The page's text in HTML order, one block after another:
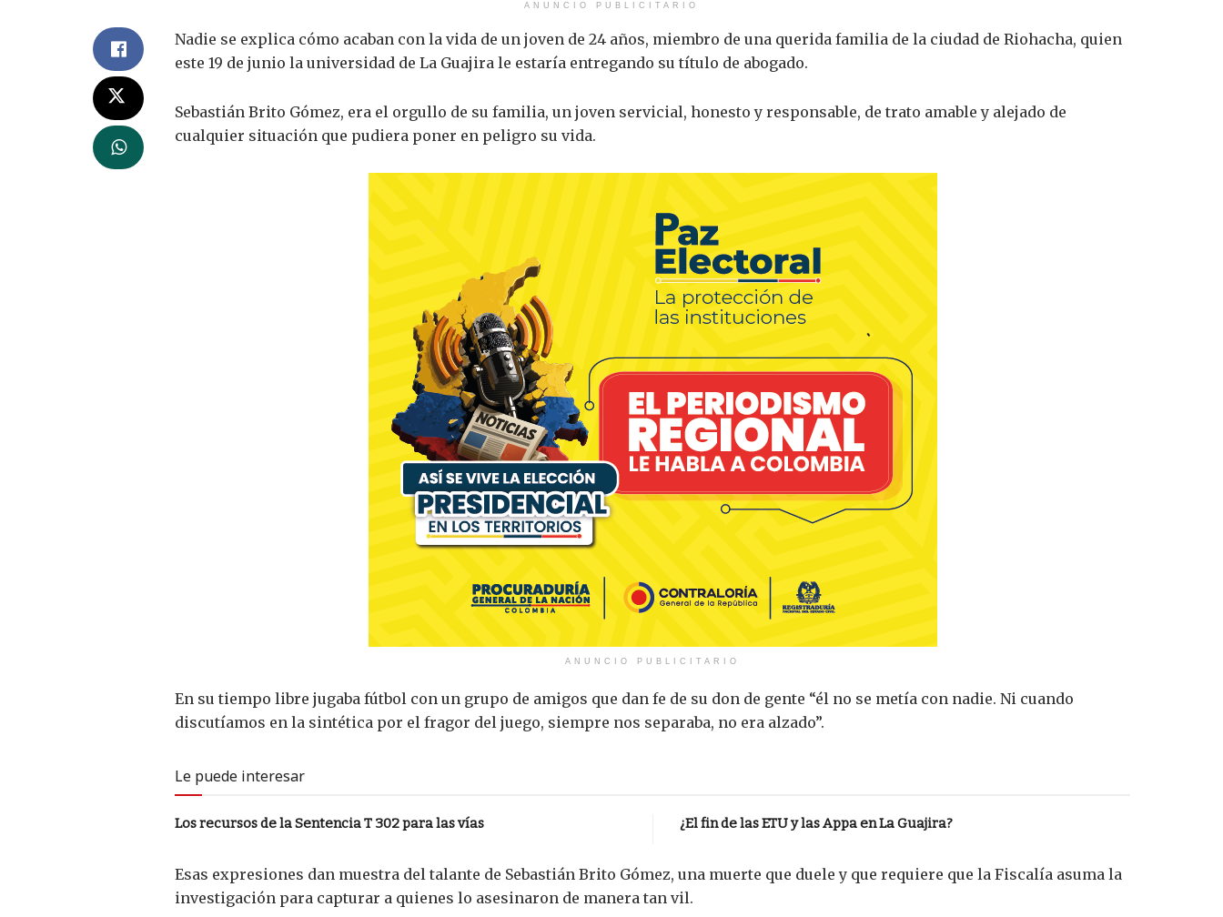
ANUNCIO PUBLICITARIO
Nadie se explica cómo acaban con la vida de un joven de 24 años, miembro de una querida familia de la ciudad de Riohacha, quien
este 19 de junio la universidad de La Guajira le estaría entregando su título de abogado.
Sebastián Brito Gómez, era el orgullo de su familia, un joven servicial, honesto y responsable, de trato amable y alejado de
cualquier situación que pudiera poner en peligro su vida.
ANUNCIO PUBLICITARIO
En su tiempo libre jugaba fútbol con un grupo de amigos que dan fe de su don de gente “él no se metía con nadie. Ni cuando
discutíamos en la sintética por el fragor del juego, siempre nos separaba, no era alzado”.
Le puede interesar
Los recursos de la Sentencia T 302 para las vías ¿El fin de las ETU y las Appa en La Guajira?
Esas expresiones dan muestra del talante de Sebastián Brito Gómez, una muerte que duele y que requiere que la Fiscalía asuma la
investigación para capturar a quienes lo asesinaron de manera tan vil.